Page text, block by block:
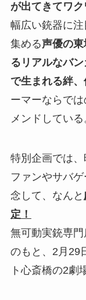
が出てきてワ
幅広い銃器に
集める声優の
るリアルなバ
で生まれる絆、
ーマーならで
メンドしている
特別企画では
ファンやサバ
念して、なんと
定！
無可動実銃専
のもと、2月29
ト心斎橋の2劇